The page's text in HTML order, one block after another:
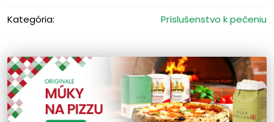
Kategória: Príslušenstvo k pečeniu